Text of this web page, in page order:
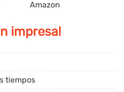
impresa!
tiempos